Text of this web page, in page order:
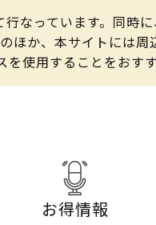
なっています。同時
か、本サイトには
使用することをおすす
お得情報